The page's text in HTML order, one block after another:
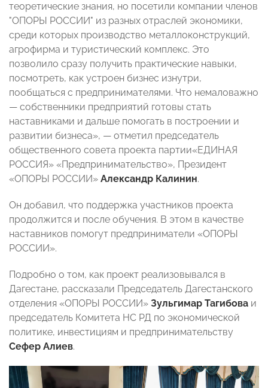
теоретические знания, но посетили компании членов
"ОПОРЫ РОССИИ" из разных отраслей экономики,
среди которых производство металлоконструкций,
агрофирма и туристический комплекс. Это
позволило сразу получить практические навыки,
посмотреть, как устроен бизнес изнутри,
пообщаться с предпринимателями. Что немаловажно
— собственники предприятий готовы стать
наставниками и дальше помогать в построении и
развитии бизнеса», — отметил председатель
общественного совета проекта партии«ЕДИНАЯ
РОССИЯ» «Предпринимательство», Президент
«ОПОРЫ РОССИИ» Александр Калинин.
Он добавил, что поддержка участников проекта
продолжится и после обучения. В этом в качестве
наставников помогут предприниматели «ОПОРЫ
РОССИИ».
Подробно о том, как проект реализовывался в
Дагестане, рассказали Председатель Дагестанского
отделения «ОПОРЫ РОССИИ» Зульгимар Тагибова и
председатель Комитета НС РД по экономической
политике, инвестициям и предпринимательству
Сефер Алиев.